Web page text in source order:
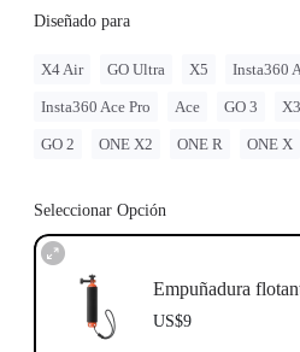
sin Funda de Buceo, deberás
de Liberación Rápida. Si el
Funda de Buceo, no se
Diseñado para
X4 Air GO Ultra X5 Insta360
Insta360 Ace Pro Ace GO 3 X3
GO 2 ONE X2 ONE R ONE X
Seleccionar Opción
Empuñadura
US$9